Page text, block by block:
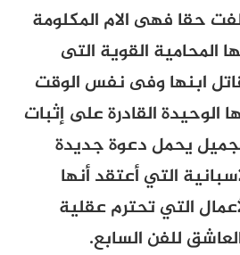
حقا فهى الام المكلومة
المحامية القوية التى
ابنها وفى نفس الوقت
الوحيدة القادرة على إثبات
يحمل دعوة جديدة
التي أعتقد أنها
التي تحترم عقلية
للفن السابع.